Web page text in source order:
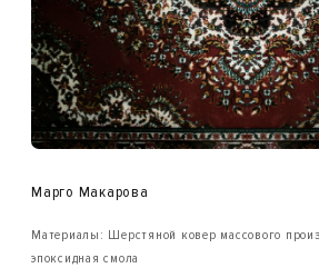
Марго Макарова
Материалы: Шерстяной ковер массового
эпоксидная смола